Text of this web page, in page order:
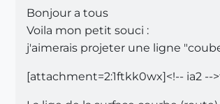
Bonjour a tous
Voila mon petit souci :
j'aimerais projeter une ligne
[attachment=2:1ftkk0wx]<!-- ia2 --